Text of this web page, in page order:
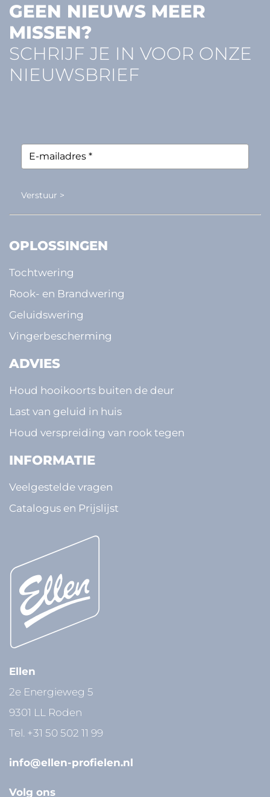
GEEN NIEUWS MEER
MISSEN?
SCHRIJF JE IN VOOR ONZE
NIEUWSBRIEF
Verstuur >
OPLOSSINGEN
Tochtwering
Rook- en Brandwering
Geluidswering
Vingerbescherming
ADVIES
Houd hooikoorts buiten de deur
Last van geluid in huis
Houd verspreiding van rook tegen
INFORMATIE
Veelgestelde vragen
Catalogus en Prijslijst
Ellen
2e Energieweg 5
9301 LL Roden
Tel. +31 50 502 11 99
info@ellen-profielen.nl
Volg ons